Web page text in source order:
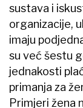
sustava i
organizacije,
imaju
su već šestu
jednakosti
primanja za
Primjeri žena